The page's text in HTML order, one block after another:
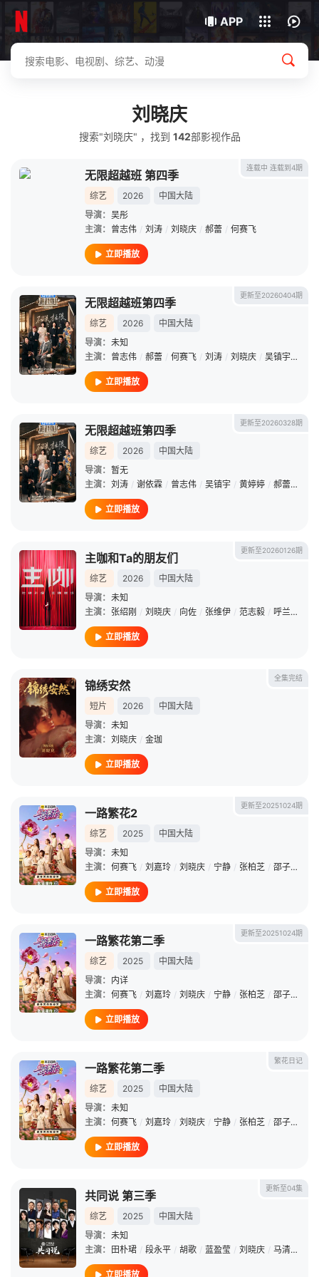
APP
下载客户端
我的观影记录
刘晓庆
搜索"刘晓庆" ，找到 142部影视作品
连载中 连载到4期
无限超越班 第四季
综艺 2026
中国大陆
导演： 吴彤
主演： 曾志伟 / 刘涛 / 刘晓庆 / 郝蕾 / 何赛飞
立即播放
更新至20260404期
无限超越班第四季
综艺 2026
中国大陆
导演： 未知
主演： 曾志伟 / 郝蕾 / 何赛飞 / 刘涛 / 刘晓庆 / 吴镇宇 /
立即播放
更新至20260328期
无限超越班第四季
综艺 2026
中国大陆
导演： 暂无
主演： 刘涛 / 谢依霖 / 曾志伟 / 吴镇宇 / 黄婷婷 / 郝蕾 /
立即播放
更新至20260126期
主咖和Ta的朋友们
综艺 2026
中国大陆
导演： 未知
主演： 张绍刚 / 刘晓庆 / 向佐 / 张维伊 / 范志毅 / 呼兰 /
立即播放
全集完结
锦绣安然
短片 2026
中国大陆
导演： 未知
主演： 刘晓庆 / 金珈
立即播放
更新至20251024期
一路繁花2
综艺 2025
中国大陆
导演： 未知
主演： 何赛飞 / 刘嘉玲 / 刘晓庆 / 宁静 / 张柏芝 / 邵子恒
立即播放
更新至20251024期
一路繁花第二季
综艺 2025
中国大陆
导演： 内详
主演： 何赛飞 / 刘嘉玲 / 刘晓庆 / 宁静 / 张柏芝 / 邵子恒
立即播放
繁花日记
一路繁花第二季
综艺 2025
中国大陆
导演： 未知
主演： 何赛飞 / 刘嘉玲 / 刘晓庆 / 宁静 / 张柏芝 / 邵子恒
立即播放
更新至04集
共同说 第三季
综艺 2025
中国大陆
导演： 未知
主演：
田朴珺 / 段永平 / 胡歌 / 蓝盈莹 / 刘晓庆 / 马清运
立即播放